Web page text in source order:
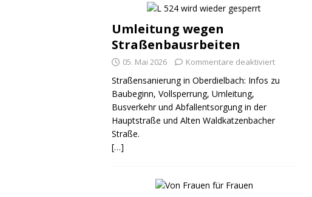
Umleitung wegen
Straßenbausrbeiten
05. Mai 2026 Kommentare deaktiviert
Straßensanierung in Oberdielbach: Infos zu
Baubeginn, Vollsperrung, Umleitung,
Busverkehr und Abfallentsorgung in der
Hauptstraße und Alten Waldkatzenbacher
Straße.
[…]